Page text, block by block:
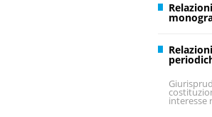
Relazioni
Relazioni
interesse